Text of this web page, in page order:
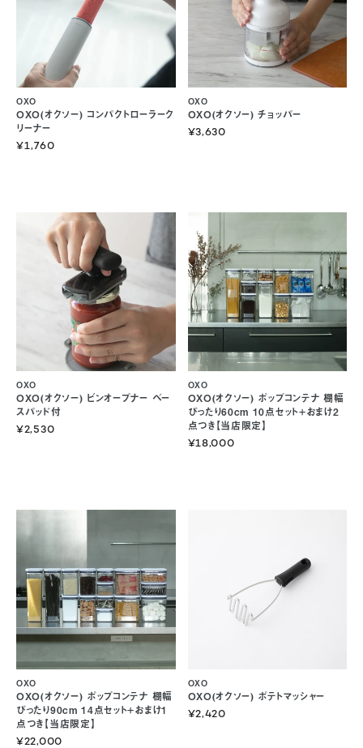
OXO(オクソー) コンパクトローラーク
リーナー
OXO
¥1,760
OXO(オクソー) チョッパー
OXO
¥3,630
OXO(オクソー) ビンオープナー ベー
スパッド付
OXO
¥2,530
OXO(オクソー) ポップコンテナ 棚幅
ぴったり60cm 10点セット+おまけ2
点つき【当店限定】
OXO
¥18,000
OXO(オクソー) ポップコンテナ 棚幅
ぴったり90cm 14点セット+おまけ1
点つき【当店限定】
OXO
¥22,000
OXO(オクソー) ポテトマッシャー
OXO
¥2,420